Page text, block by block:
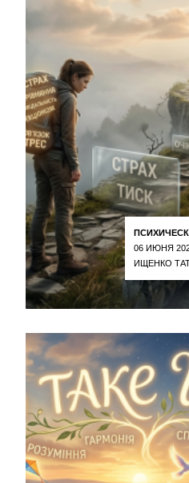
06 ИЮНЯ
ИЩЕНКО